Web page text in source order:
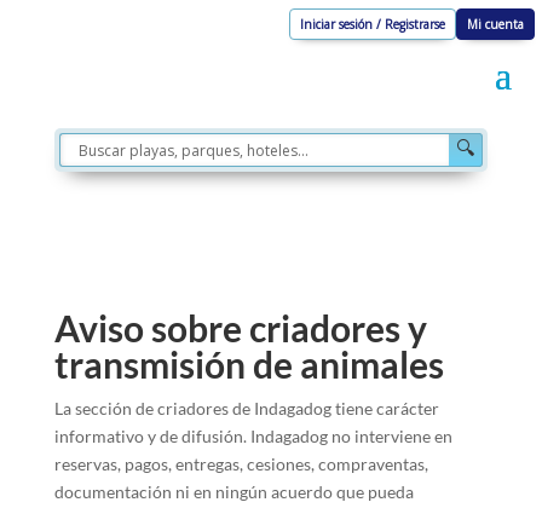
Iniciar sesión / Registrarse Mi cuenta
🔍
Aviso sobre criadores y
transmisión de animales
La sección de criadores de Indagadog tiene carácter
informativo y de difusión. Indagadog no interviene en
reservas, pagos, entregas, cesiones, compraventas,
documentación ni en ningún acuerdo que pueda